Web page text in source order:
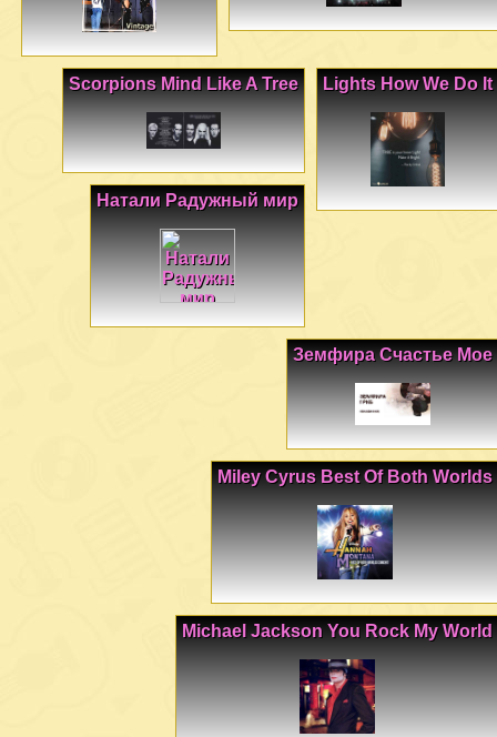
Lights How We Do It
Scorpions Mind Like A Tree
Натали Радужный мир
Земфира Счастье Мое
Miley Cyrus Best Of Both Worlds
Michael Jackson You Rock My World